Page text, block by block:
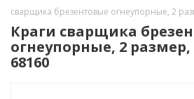
сварщика брезентовые огнеупорные, 2
Краги сварщика
огнеупорные, 2
68160